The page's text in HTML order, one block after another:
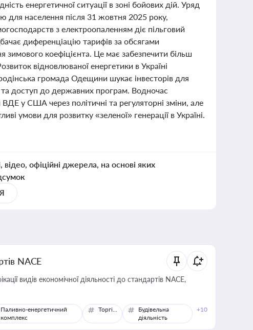
енергетичної ситуації в зоні бойових дій. Уряд
для населення після 31 жовтня 2025 року,
з електроопаленням діє пільговий
диференціацію тарифів за обсягами
коефіцієнта. Це має забезпечити більш
відновлюваної енергетики в Україні
громада Одещини шукає інвесторів для
та доступ до державних програм. Водночас
у США через політичні та регуляторні зміни, але
умови для розвитку «зеленої» генерації в Україні.
офіційні джерела, на основі яких
NACE
видів економічної діяльності до стандартів NACE,
Паливно-енергетичний
комплекс
Торгівля
Будівельна
діяльність
+10